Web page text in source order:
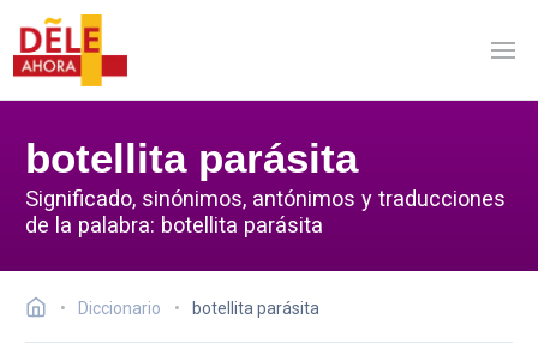
botellita parásita
Significado, sinónimos, antónimos y traducciones
de la palabra: botellita parásita
Diccionario botellita parásita